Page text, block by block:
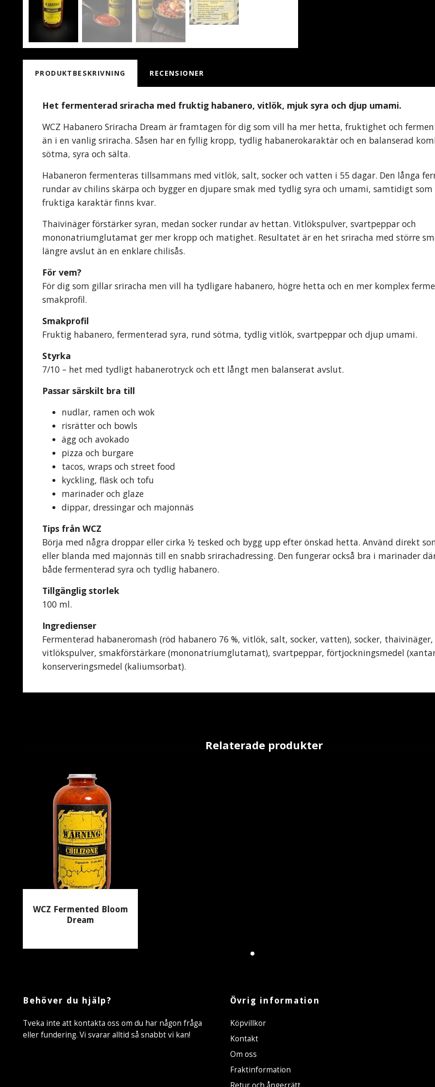
PRODUKTBESKRIVNING RECENSIONER
Het fermenterad sriracha med fruktig habanero, vitlök, mjuk syra och djup umami.
WCZ Habanero Sriracha Dream är framtagen för dig som vill ha mer hetta, fruktighet och
än i en vanlig sriracha. Såsen har en fyllig kropp, tydlig habanerokaraktär och en balanserad
sötma, syra och sälta.
Habaneron fermenteras tillsammans med vitlök, salt, socker och vatten i 55 dagar. Den långa
rundar av chilins skärpa och bygger en djupare smak med tydlig syra och umami, samtidigt som
fruktiga karaktär finns kvar.
Thaivinäger förstärker syran, medan socker rundar av hettan. Vitlökspulver, svartpeppar och
mononatriumglutamat ger mer kropp och matighet. Resultatet är en het sriracha med större
längre avslut än en enklare chilisås.
För vem?
För dig som gillar sriracha men vill ha tydligare habanero, högre hetta och en mer komplex
smakprofil.
Smakprofil
Fruktig habanero, fermenterad syra, rund sötma, tydlig vitlök, svartpeppar och djup umami.
Styrka
7/10 – het med tydligt habanerotryck och ett långt men balanserat avslut.
Passar särskilt bra till
nudlar, ramen och wok
risrätter och bowls
ägg och avokado
pizza och burgare
tacos, wraps och street food
kyckling, fläsk och tofu
marinader och glaze
dippar, dressingar och majonnäs
Tips från WCZ
Börja med några droppar eller cirka ½ tesked och bygg upp efter önskad hetta. Använd direkt
eller blanda med majonnäs till en snabb srirachadressing. Den fungerar också bra i marinader
både fermenterad syra och tydlig habanero.
Tillgänglig storlek
100 ml.
Ingredienser
Fermenterad habaneromash (röd habanero 76 %, vitlök, salt, socker, vatten), socker,
vitlökspulver, smakförstärkare (mononatriumglutamat), svartpeppar, förtjockningsmedel
konserveringsmedel (kaliumsorbat).
WCZ Fermented Bloom
Dream
Behöver du hjälp?
Tveka inte att kontakta oss om du har någon fråga
eller fundering. Vi svarar alltid så snabbt vi kan!
Övrig information
Köpvillkor
Kontakt
Om oss
Fraktinformation